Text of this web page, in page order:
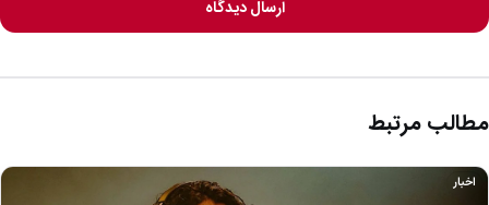
ارسال دیدگاه
مطالب مرتبط
اخبار